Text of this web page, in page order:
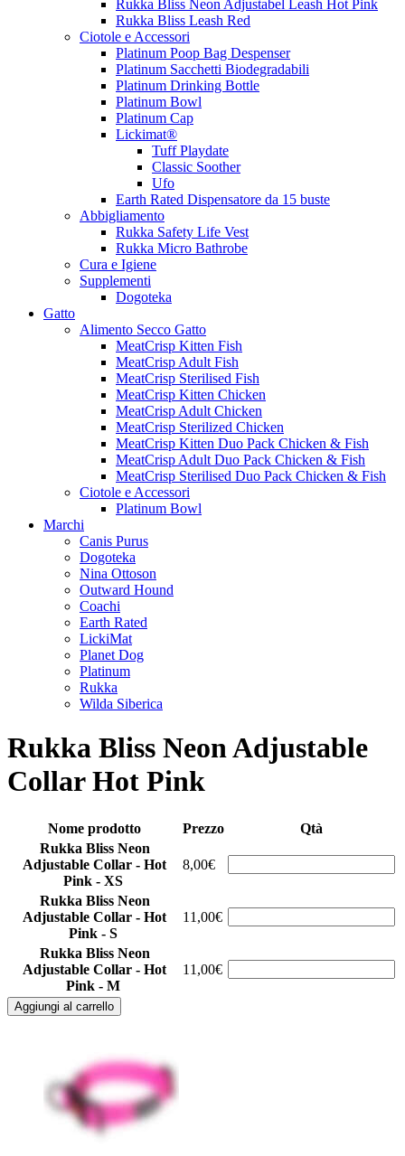
Rukka Bliss Neon Adjustabel Leash Hot Pink
Rukka Bliss Leash Red
Ciotole e Accessori
Platinum Poop Bag Despenser
Platinum Sacchetti Biodegradabili
Platinum Drinking Bottle
Platinum Bowl
Platinum Cap
Lickimat®
Tuff Playdate
Classic Soother
Ufo
Earth Rated Dispensatore da 15 buste
Abbigliamento
Rukka Safety Life Vest
Rukka Micro Bathrobe
Cura e Igiene
Supplementi
Dogoteka
Gatto
Alimento Secco Gatto
MeatCrisp Kitten Fish
MeatCrisp Adult Fish
MeatCrisp Sterilised Fish
MeatCrisp Kitten Chicken
MeatCrisp Adult Chicken
MeatCrisp Sterilized Chicken
MeatCrisp Kitten Duo Pack Chicken & Fish
MeatCrisp Adult Duo Pack Chicken & Fish
MeatCrisp Sterilised Duo Pack Chicken & Fish
Ciotole e Accessori
Platinum Bowl
Marchi
Canis Purus
Dogoteka
Nina Ottoson
Outward Hound
Coachi
Earth Rated
LickiMat
Planet Dog
Platinum
Rukka
Wilda Siberica
Rukka Bliss Neon Adjustable
Collar Hot Pink
Nome prodotto Prezzo
Qtà
Rukka Bliss Neon
Adjustable Collar - Hot
Pink - XS
8,00€
Rukka Bliss Neon
Adjustable Collar - Hot
Pink - S
11,00€
Rukka Bliss Neon
Adjustable Collar - Hot
Pink - M
11,00€
Aggiungi al carrello